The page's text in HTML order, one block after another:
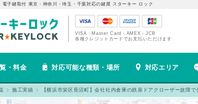
電子鍵取付 東京・神奈川・埼玉・千葉対応の鍵屋 スターキー ロック
VISA・Master Card・AMEX・JCB
各種クレジットカードでお支払いただけます
・料金 対応可能な種類・場所 対応エリア
施工実績 【横浜市栄区長沼町】会社社内倉庫の鉄扉ドアクローザー故障